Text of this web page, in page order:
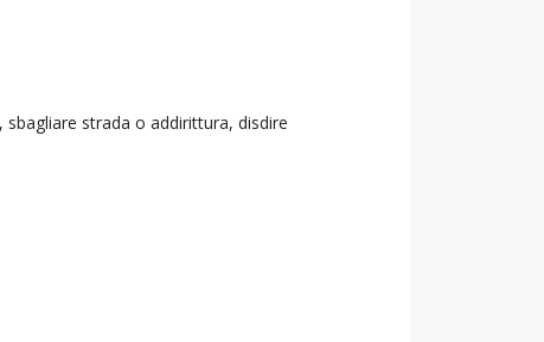
strada o addirittura, disdire